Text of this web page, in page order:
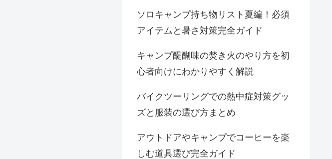
ソロキャンプ持ち物リスト夏編！必須
アイテムと暑さ対策完全ガイド
キャンプ醍醐味の焚き火のやり方を初
心者向けにわかりやすく解説
バイクツーリングでの熱中症対策グッ
ズと服装の選び方まとめ
アウトドアやキャンプでコーヒーを楽
しむ道具選び完全ガイド